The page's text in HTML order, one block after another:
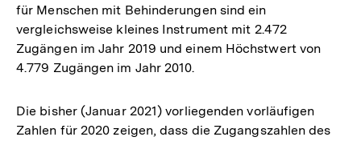
für Menschen mit Behinderungen sind ein
vergleichsweise kleines Instrument mit 2.472
Zugängen im Jahr 2019 und einem Höchstwert von
4.779 Zugängen im Jahr 2010.
Die bisher (Januar 2021) vorliegenden vorläufigen
Zahlen für 2020 zeigen, dass die Zugangszahlen des